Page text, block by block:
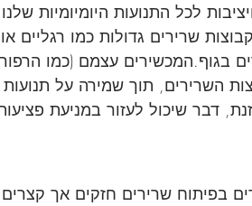
לכל התנועות היומיומיות
שרירים גדולות כמו רגליים
בגוף.המכשירים עצמם (כמו
השרירים, תוך שמירה על תנועות
דבר שיכול לעזור במניעת
בפיתוח שרירים חזקים אך קצרים